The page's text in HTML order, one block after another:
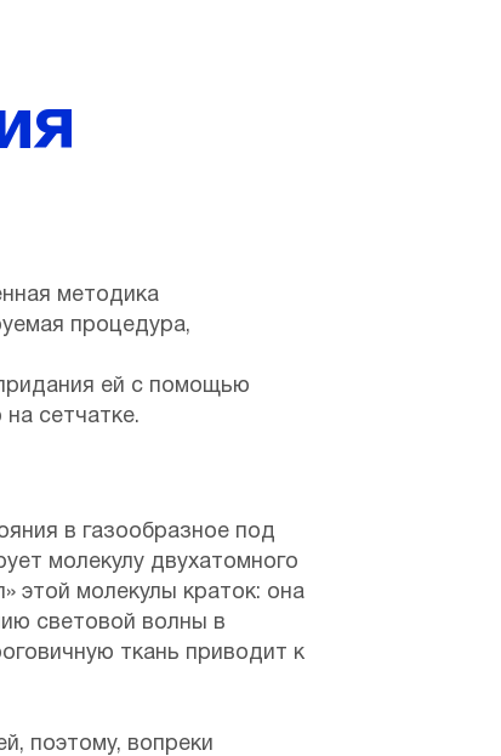
методика
процедура,
ей с помощью
сетчатке.
в газообразное под
молекулу двухатомного
этой молекулы краток: она
световой волны в
ткань приводит к
поэтому, вопреки